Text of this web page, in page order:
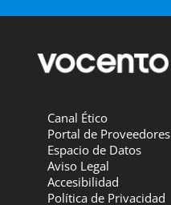
Canal Ético
Portal de Proveedores
Espacio de Datos
Aviso Legal
Accesibilidad
Política de Privacidad